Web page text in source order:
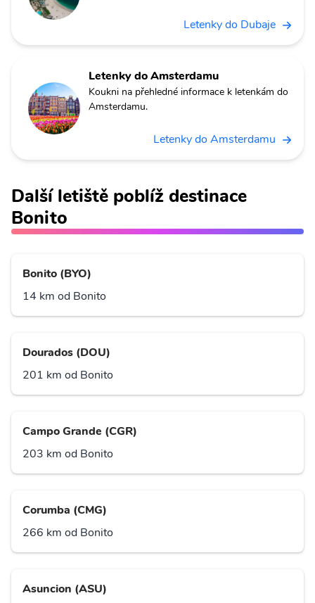
Letenky do Dubaje
Letenky do Amsterdamu
Koukni na přehledné informace k letenkám do
Amsterdamu.
Letenky do Amsterdamu
Další letiště poblíž destinace
Bonito
Bonito (BYO)
14 km od Bonito
Dourados (DOU)
201 km od Bonito
Campo Grande (CGR)
203 km od Bonito
Corumba (CMG)
266 km od Bonito
Asuncion (ASU)